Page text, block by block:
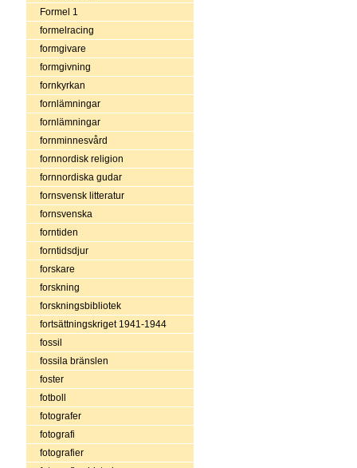
Formel 1
formelracing
formgivare
formgivning
fornkyrkan
fornlämningar
fornlämningar
fornminnesvård
fornnordisk religion
fornnordiska gudar
fornsvensk litteratur
fornsvenska
forntiden
forntidsdjur
forskare
forskning
forskningsbibliotek
fortsättningskriget 1941-1944
fossil
fossila bränslen
foster
fotboll
fotografer
fotografi
fotografier